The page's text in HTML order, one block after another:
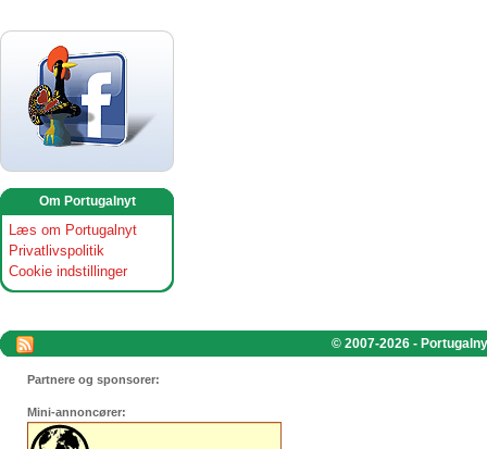
Om Portugalnyt
Læs om Portugalnyt
Privatlivspolitik
Cookie indstillinger
© 2007-2026 -
Partnere og sponsorer:
Mini-annoncører: